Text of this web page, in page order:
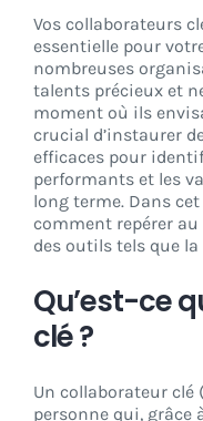
Vos collaborateurs
essentielle pour
nombreuses
talents précieux et
moment où ils
crucial d’instaurer
efficaces pour
performants et les
long terme. Dans
comment repérer
des outils tels que la
Qu’est-ce
clé ?
Un collaborateur clé
personne qui, grâce